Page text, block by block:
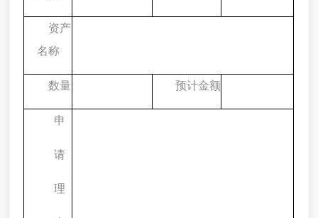
资产
名称
数量 预计金额
申
请
理